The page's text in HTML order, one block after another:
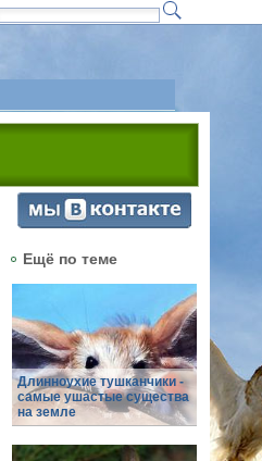
Ещё по теме
Длинноухие тушканчики -
самые ушастые существа
на земле